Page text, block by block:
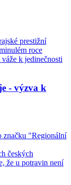
prestižní
roce
k jedinečnosti
- výzva k
značku "Regionální
českých
že u potravin není